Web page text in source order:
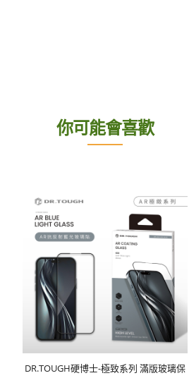
你可能會喜歡
DR.TOUGH硬博士-極致系列 滿版玻璃保